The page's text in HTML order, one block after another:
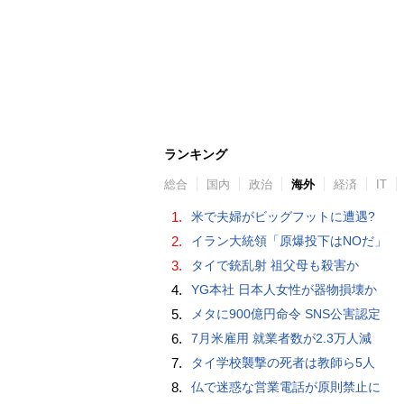
ランキング
総合 国内 政治 海外 経済 IT
1. 米で夫婦がビッグフットに遭遇?
2. イラン大統領「原爆投下はNOだ」
3. タイで銃乱射 祖父母も殺害か
4. YG本社 日本人女性が器物損壊か
5. メタに900億円命令 SNS公害認定
6. 7月米雇用 就業者数が2.3万人減
7. タイ学校襲撃の死者は教師ら5人
8. 仏で迷惑な営業電話が原則禁止に